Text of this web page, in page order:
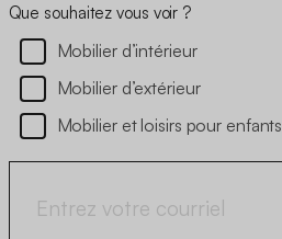
Que souhaitez vous voir ?
Mobilier d’intérieur
Mobilier d’extérieur
Mobilier et loisirs pour enfants